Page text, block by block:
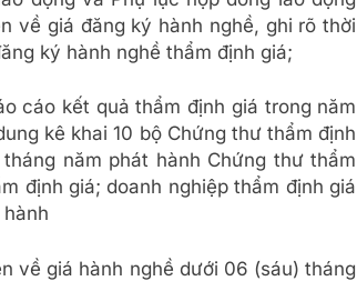
về giá đăng ký hành nghề, ghi rõ thời
ký hành nghề thẩm định giá;
cáo kết quả thẩm định giá trong năm
kê khai 10 bộ Chứng thư thẩm định
năm phát hành Chứng thư thẩm
định giá; doanh nghiệp thẩm định giá
về giá hành nghề dưới 06 (sáu) tháng